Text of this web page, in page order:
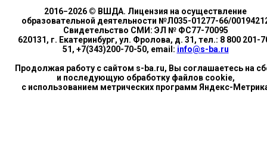
2016−2026 © ВШДА. Лицензия на осуществление
образовательной деятельности №Л035-01277-66/
Свидетельство СМИ: ЭЛ № ФС77-70095
620131, г. Екатеринбург, ул. Фролова, д. 31, тел.: 8 800 201-
51, +7(343)200-70-50, email: info@s-ba.ru
Продолжая работу с сайтом s-ba.ru, Вы соглашаетесь на
и последующую обработку файлов cookie,
с использованием метрических программ Яндекс-